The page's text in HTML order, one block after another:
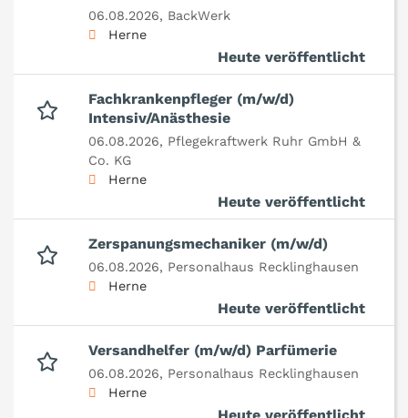
06.08.2026, BackWerk
Herne
Heute veröffentlicht
Fachkrankenpfleger (m/w/d)
Intensiv/Anästhesie
06.08.2026, Pflegekraftwerk Ruhr GmbH &
Co. KG
Herne
Heute veröffentlicht
Zerspanungsmechaniker (m/w/d)
06.08.2026, Personalhaus Recklinghausen
Herne
Heute veröffentlicht
Versandhelfer (m/w/d) Parfümerie
06.08.2026, Personalhaus Recklinghausen
Herne